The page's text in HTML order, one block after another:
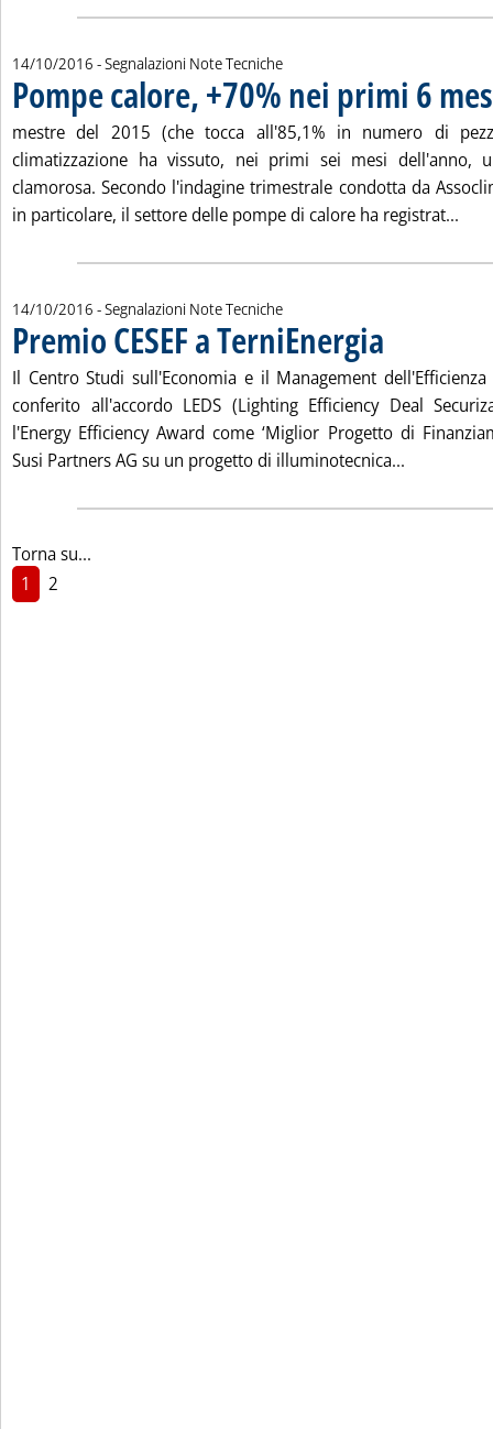
14/10/2016 - Segnalazioni Note Tecniche
Pompe calore, +70% nei primi 6
mestre del 2015 (che tocca all'85,1% in numero di
climatizzazione ha vissuto, nei primi sei mesi dell'anno,
clamorosa. Secondo l'indagine trimestrale condotta da
in particolare, il settore delle pompe di calore ha registrat...
14/10/2016 - Segnalazioni Note Tecniche
Premio CESEF a TerniEnergia
Il Centro Studi sull'Economia e il Management dell'Efficienza
conferito all'accordo LEDS (Lighting Efficiency Deal
l'Energy Efficiency Award come ‘Miglior Progetto di
Susi Partners AG su un progetto di illuminotecnica...
Torna su...
1
2